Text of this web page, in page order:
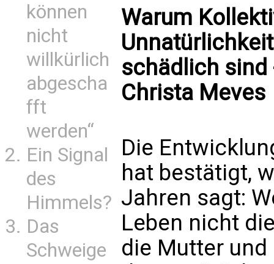
können
nicht
willkürlich
abgescha
fft
werden“
Ein Signal
des
Himmels?
Das
Schweige
Warum
schädlich sind
Christa Meves
Die
hat bestätigt,
Jahren sagt:
Leben nicht
die Mutter und